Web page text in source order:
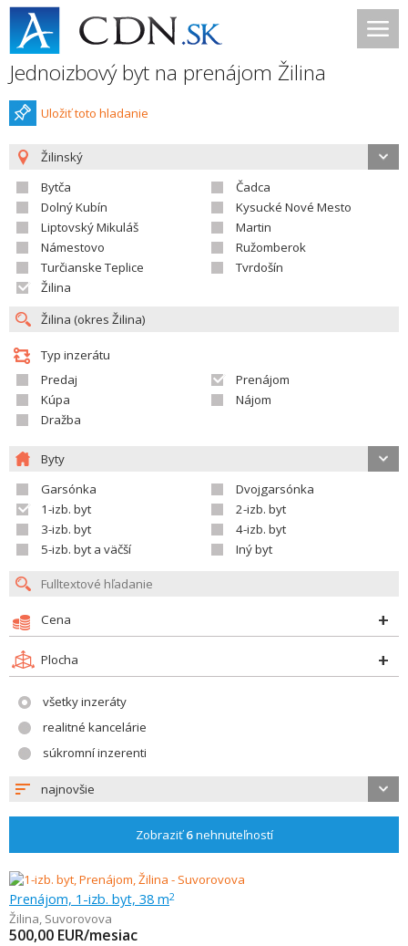
Jednoizbový byt na prenájom Žilina
Uložiť toto hladanie
Žilinský
Bytča
Čadca
Dolný Kubín
Kysucké Nové Mesto
Liptovský Mikuláš
Martin
Námestovo
Ružomberok
Turčianske Teplice
Tvrdošín
Žilina
Typ inzerátu
Predaj
Prenájom
Kúpa
Nájom
Dražba
Byty
Garsónka
Dvojgarsónka
1-izb. byt
2-izb. byt
3-izb. byt
4-izb. byt
5-izb. byt a väčší
Iný byt
Cena
Plocha
všetky inzeráty
realitné kancelárie
súkromní inzerenti
najnovšie
Zobraziť6nehnuteľností
Prenájom, 1-izb. byt, 38 m2
Žilina, Suvorovova
500,00 EUR/mesiac